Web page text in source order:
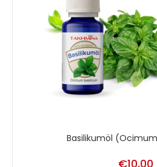
Basilikumöl
€10,00